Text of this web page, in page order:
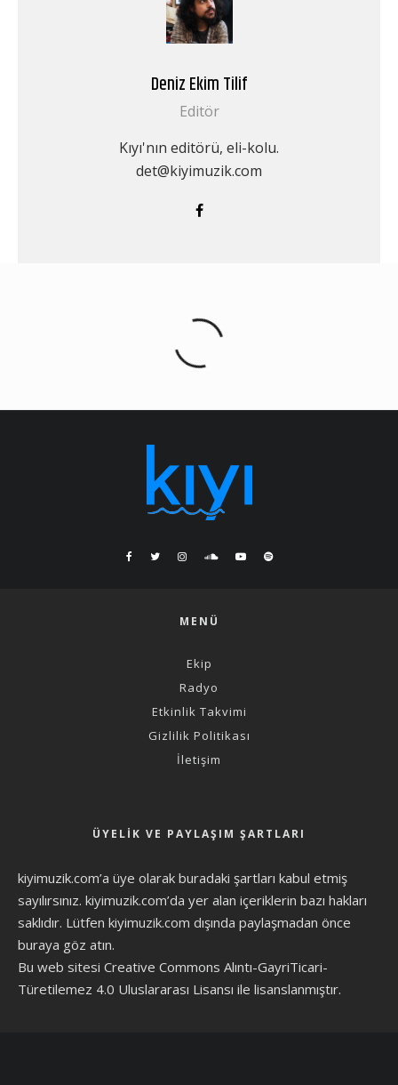
Deniz Ekim Tilif
Editör
Kıyı'nın editörü, eli-kolu.
det@kiyimuzik.com
MENÜ
Ekip
Radyo
Etkinlik Takvimi
Gizlilik Politikası
İletişim
ÜYELIK VE PAYLAŞIM ŞARTLARI
kiyimuzik.com’a üye olarak buradaki şartları kabul etmiş
sayılırsınız. kiyimuzik.com’da yer alan içeriklerin bazı hakları
saklıdır. Lütfen kiyimuzik.com dışında paylaşmadan önce
buraya göz atın.
Bu web sitesi Creative Commons Alıntı-GayriTicari-
Türetilemez 4.0 Uluslararası Lisansı ile lisanslanmıştır.